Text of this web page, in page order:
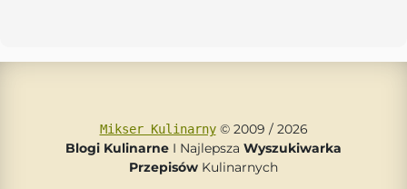
Mikser Kulinarny© 2009 / 2026
Blogi Kulinarne I Najlepsza Wyszukiwarka
Przepisów Kulinarnych